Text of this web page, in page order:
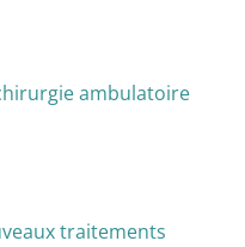
ambulatoire
traitements